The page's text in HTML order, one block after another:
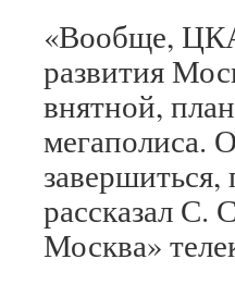
«Вообще,
развития
внятной,
мегаполиса.
рассказал С.
Москва»